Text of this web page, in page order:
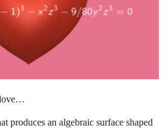
love…
produces an algebraic surface shaped